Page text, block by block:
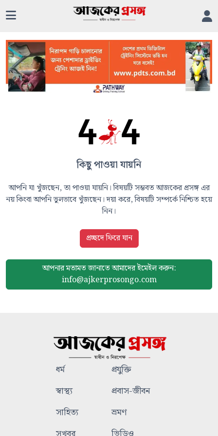
কিছু পাওয়া যায়নি
আপনি যা খুঁজছেন, তা পাওয়া যায়নি। বিষয়টি সম্ভবত আজকের প্রসঙ্গ এর
নয় কিংবা আপনি ভুলভাবে খুঁজছেন। দয়া করে, বিষয়টি সম্পর্কে নিশ্চিত হয়ে
নিন।
প্রচ্ছদে ফিরে যান
আপনার মতামত জানাতে আমাদেরইমেইল করুন:
info@ajkerprosongo.com
ধর্ম
প্রযুক্তি
স্বাস্থ্য
প্রবাস-জীবন
সাহিত্য
ভ্রমণ